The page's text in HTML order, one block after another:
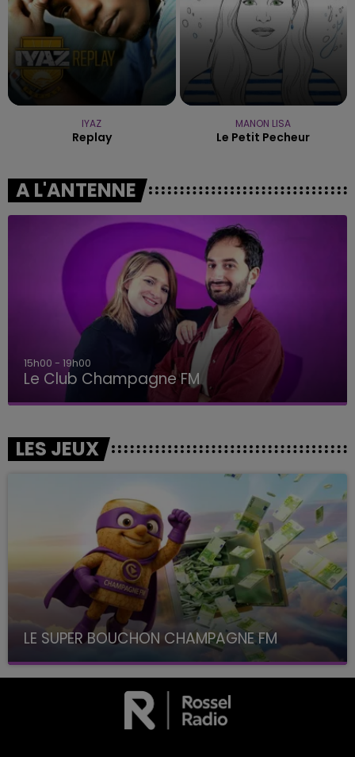
IYAZ
Replay
MANON LISA
Le Petit Pecheur
A L'ANTENNE
19h00 - 19h15
LA POP MACHINE - CHAMPAGNE FM
LES JEUX
LE SUPER BOUCHON CHAMPAGNE FM
avec La Famille Champagne FM, à 8H10